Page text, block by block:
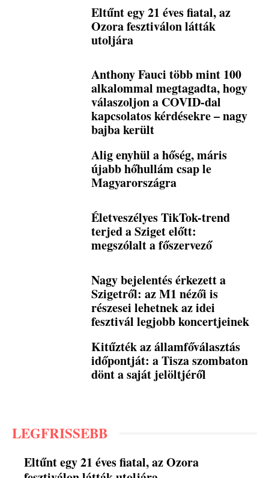
Eltűnt egy 21 éves fiatal, az
Ozora fesztiválon látták
utoljára
Anthony Fauci több mint 100
alkalommal megtagadta, hogy
válaszoljon a COVID-dal
kapcsolatos kérdésekre – nagy
bajba került
Alig enyhül a hőség, máris
újabb hőhullám csap le
Magyarországra
Életveszélyes TikTok-trend
terjed a Sziget előtt:
megszólalt a főszervező
Nagy bejelentés érkezett a
Szigetről: az M1 nézői is
részesei lehetnek az idei
fesztivál legjobb koncertjeinek
Kitűzték az államfőválasztás
időpontját: a Tisza szombaton
dönt a saját jelöltjéről
LEGFRISSEBB
Eltűnt egy 21 éves fiatal, az Ozora